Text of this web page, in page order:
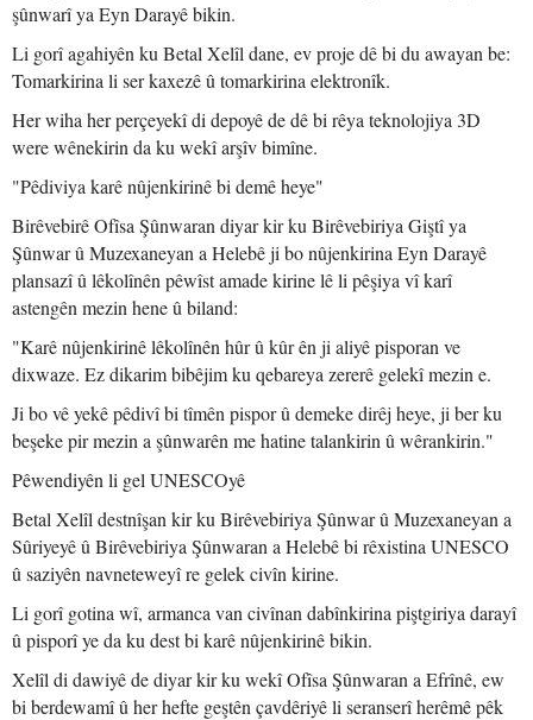
şûnwarî ya Eyn Darayê bikin.
Li gorî agahiyên ku Betal Xelîl dane, ev proje dê bi du awayan be:
Tomarkirina li ser kaxezê û tomarkirina elektronîk.
Her wiha her perçeyekî di depoyê de dê bi rêya teknolojiya 3D
were wênekirin da ku wekî arşîv bimîne.
"Pêdiviya karê nûjenkirinê bi demê heye"
Birêvebirê Ofîsa Şûnwaran diyar kir ku Birêvebiriya Giştî ya
Şûnwar û Muzexaneyan a Helebê ji bo nûjenkirina Eyn Darayê
plansazî û lêkolînên pêwîst amade kirine lê li pêşiya vî karî
astengên mezin hene û biland:
"Karê nûjenkirinê lêkolînên hûr û kûr ên ji aliyê pisporan ve
dixwaze. Ez dikarim bibêjim ku qebareya zererê gelekî mezin e.
Ji bo vê yekê pêdivî bi tîmên pispor û demeke dirêj heye, ji ber ku
beşeke pir mezin a şûnwarên me hatine talankirin û wêrankirin."
Pêwendiyên li gel UNESCOyê
Betal Xelîl destnîşan kir ku Birêvebiriya Şûnwar û Muzexaneyan a
Sûriyeyê û Birêvebiriya Şûnwaran a Helebê bi rêxistina UNESCO
û saziyên navneteweyî re gelek civîn kirine.
Li gorî gotina wî, armanca van civînan dabînkirina piştgiriya darayî
û pisporî ye da ku dest bi karê nûjenkirinê bikin.
Xelîl di dawiyê de diyar kir ku wekî Ofîsa Şûnwaran a Efrînê, ew
bi berdewamî û her hefte geştên çavdêriyê li seranserî herêmê pêk